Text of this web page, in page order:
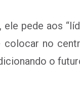
ele pede aos
colocar no
o